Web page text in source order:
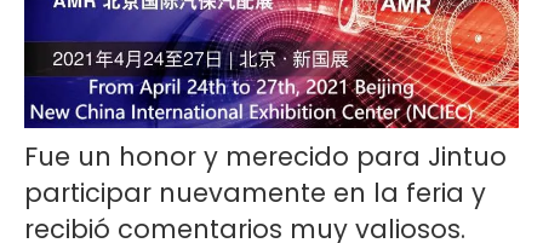
Fue un honor y merecido para Jintuo
participar nuevamente en la feria y
recibió comentarios muy valiosos.